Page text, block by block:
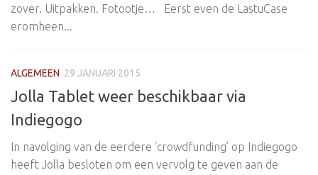
zover. Uitpakken. Fotootje… Eerst even de LastuCase
eromheen...
ALGEMEEN 29 JANUARI 2015
Jolla Tablet weer beschikbaar via
Indiegogo
In navolging van de eerdere ‘crowdfunding’ op Indiegogo
heeft Jolla besloten om een vervolg te geven aan de